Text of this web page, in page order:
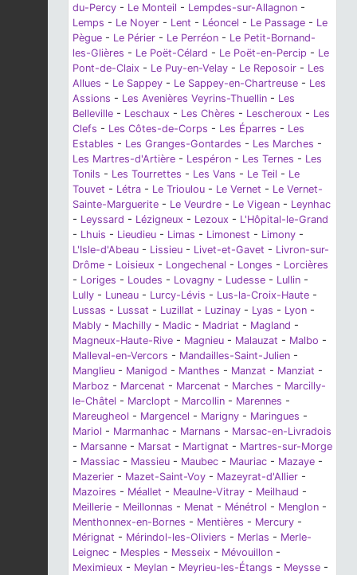
du-Percy - Le Monteil - Lempdes-sur-Allagnon -
Lemps - Le Noyer - Lent - Léoncel - Le Passage - Le
Pègue - Le Périer - Le Perréon - Le Petit-Bornand-
les-Glières - Le Poët-Célard - Le Poët-en-Percip - Le
Pont-de-Claix - Le Puy-en-Velay - Le Reposoir - Les
Allues - Le Sappey - Le Sappey-en-Chartreuse - Les
Assions - Les Avenières Veyrins-Thuellin - Les
Belleville - Leschaux - Les Chères - Lescheroux - Les
Clefs - Les Côtes-de-Corps - Les Éparres - Les
Estables - Les Granges-Gontardes - Les Marches -
Les Martres-d'Artière - Lespéron - Les Ternes - Les
Tonils - Les Tourrettes - Les Vans - Le Teil - Le
Touvet - Létra - Le Trioulou - Le Vernet - Le Vernet-
Sainte-Marguerite - Le Veurdre - Le Vigean - Leynhac
- Leyssard - Lézigneux - Lezoux - L'Hôpital-le-Grand
- Lhuis - Lieudieu - Limas - Limonest - Limony -
L'Isle-d'Abeau - Lissieu - Livet-et-Gavet - Livron-sur-
Drôme - Loisieux - Longechenal - Longes - Lorcières
- Loriges - Loudes - Lovagny - Ludesse - Lullin -
Lully - Luneau - Lurcy-Lévis - Lus-la-Croix-Haute -
Lussas - Lussat - Luzillat - Luzinay - Lyas - Lyon -
Mably - Machilly - Madic - Madriat - Magland -
Magneux-Haute-Rive - Magnieu - Malauzat - Malbo -
Malleval-en-Vercors - Mandailles-Saint-Julien -
Manglieu - Manigod - Manthes - Manzat - Manziat -
Marboz - Marcenat - Marcenat - Marches - Marcilly-
le-Châtel - Marclopt - Marcollin - Marennes -
Mareugheol - Margencel - Marigny - Maringues -
Mariol - Marmanhac - Marnans - Marsac-en-Livradois
- Marsanne - Marsat - Martignat - Martres-sur-Morge
- Massiac - Massieu - Maubec - Mauriac - Mazaye -
Mazerier - Mazet-Saint-Voy - Mazeyrat-d'Allier -
Mazoires - Méallet - Meaulne-Vitray - Meilhaud -
Meillerie - Meillonnas - Menat - Ménétrol - Menglon -
Menthonnex-en-Bornes - Mentières - Mercury -
Mérignat - Mérindol-les-Oliviers - Merlas - Merle-
Leignec - Mesples - Messeix - Mévouillon -
Meximieux - Meylan - Meyrieu-les-Étangs - Meysse -